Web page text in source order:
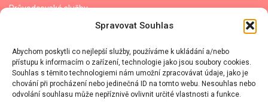
Spravovat Souhlas
Abychom poskytli co nejlepší služby, používáme k ukládání a/nebo
přístupu k informacím o zařízení, technologie jako jsou soubory cookies.
Souhlas s těmito technologiemi nám umožní zpracovávat údaje, jako je
chování při procházení nebo jedinečná ID na tomto webu. Nesouhlas nebo
odvolání souhlasu může nepříznivě ovlivnit určité vlastnosti a funkce.
Průvodcovské služby
Individuální vzdělávání ↗
Cesta do Japonska
Ceník
O mně